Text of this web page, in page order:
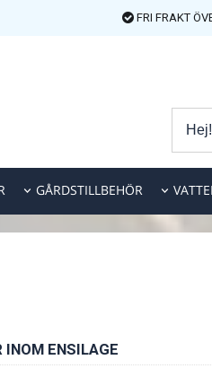
FRI FRAKT
GÅRDSTILLBEHÖR
INOM ENSILAGE